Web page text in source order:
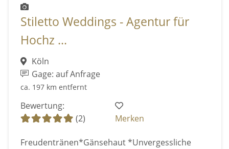
Stiletto Weddings - Agentur für
Hochz ...
Köln
Gage: auf Anfrage
ca. 197 km entfernt
Bewertung:
(2)
Merken
Freudentränen*Gänsehaut *Unvergessliche